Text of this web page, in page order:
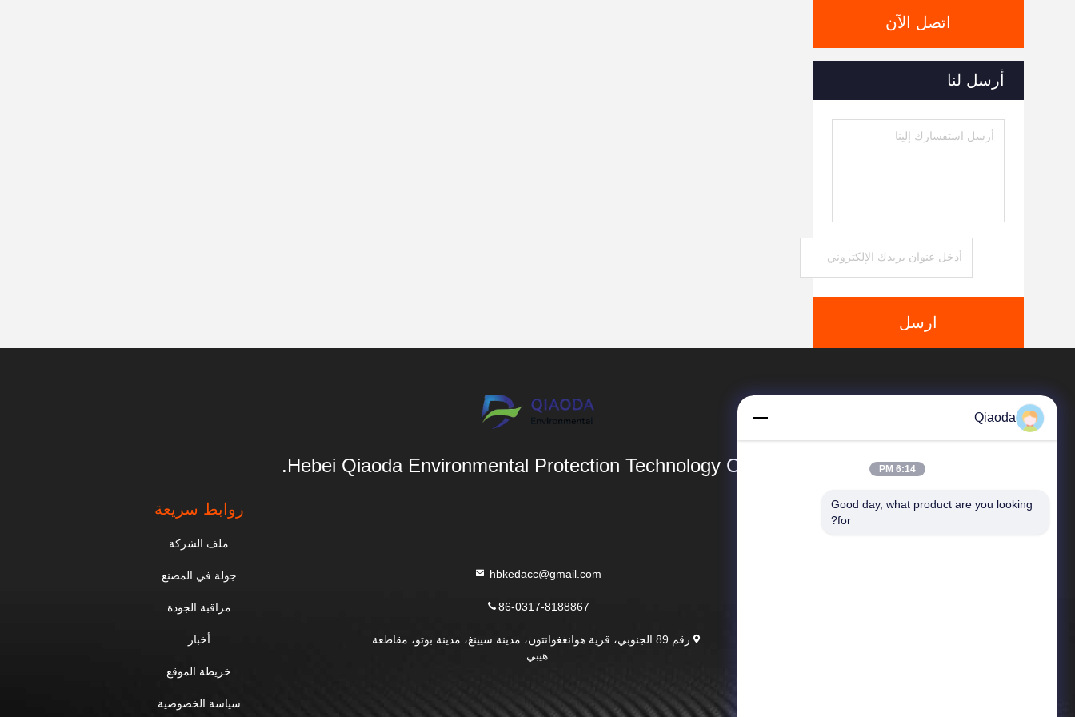
اتصل الآن
أرسل لنا
ارسل
Hebei Qiaoda Environmental Protection Technology Co., Ltd.
المنتجات
hbkedacc@gmail.com
86-0317-8188867
رقم 89 الجنوبي، قرية هوانغغوانتون، مدينة سيينغ، مدينة بوتو، مقاطعة
هيبي
روابط سريعة
ملف الشركة
جولة في المصنع
مراقبة الجودة
أخبار
خريطة الموقع
سياسة الخصوصية
Qiaoda
6:14 PM
Good day, what product are you looking
for?